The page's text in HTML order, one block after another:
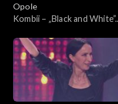
Opole
Kombii – „Black and White”.
„SuperJedynki”